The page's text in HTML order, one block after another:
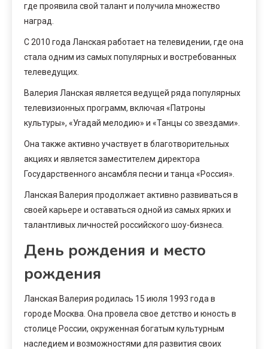
где проявила свой талант и получила множество
наград.
С 2010 года Ланская работает на телевидении, где она
стала одним из самых популярных и востребованных
телеведущих.
Валерия Ланская является ведущей ряда популярных
телевизионных программ, включая «Патроны
культуры», «Угадай мелодию» и «Танцы со звездами».
Она также активно участвует в благотворительных
акциях и является заместителем директора
Государственного ансамбля песни и танца «Россия».
Ланская Валерия продолжает активно развиваться в
своей карьере и оставаться одной из самых ярких и
талантливых личностей российского шоу-бизнеса.
День рождения и место
рождения
Ланская Валерия родилась 15 июля 1993 года в
городе Москва. Она провела свое детство и юность в
столице России, окруженная богатым культурным
наследием и возможностями для развития своих